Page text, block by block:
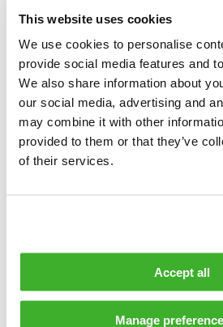
This website uses cookies
We use cookies to personalise
provide social media features and
We also share information about
our social media, advertising and
may combine it with other
provided to them or that they’ve
of their services.
Accept all
Manage
esittelevät puolivuosikatsauksen
tiedotusvälineille, rahoittajille ja
Microsoft Teams -kokouksessa
TIEDOTUSTILAISUUS
Päivä: Keskiviikko 14.8.2024
Aika: 13.00 – 13.45
Tilaisuuteen pyydetään ystävällisesti
13.8.2024 klo 12 mennessä:
investor.relations@teleste.com